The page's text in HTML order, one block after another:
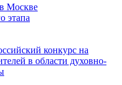
Москве
этапа
конкурс на
в области духовно-